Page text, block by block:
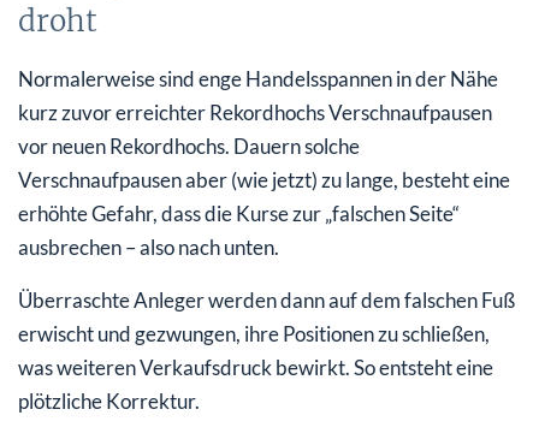
droht
Normalerweise sind enge Handelsspannen in der Nähe
kurz zuvor erreichter Rekordhochs Verschnaufpausen
vor neuen Rekordhochs. Dauern solche
Verschnaufpausen aber (wie jetzt) zu lange, besteht eine
erhöhte Gefahr, dass die Kurse zur „falschen Seite“
ausbrechen – also nach unten.
Überraschte Anleger werden dann auf dem falschen Fuß
erwischt und gezwungen, ihre Positionen zu schließen,
was weiteren Verkaufsdruck bewirkt. So entsteht eine
plötzliche Korrektur.